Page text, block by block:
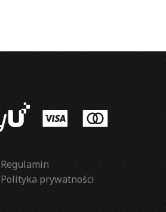
Regulamin
Polityka prywatności